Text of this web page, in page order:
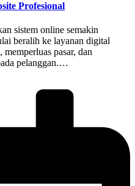
Profesional
sistem online semakin
beralih ke layanan digital
pasar, dan
pelanggan.…